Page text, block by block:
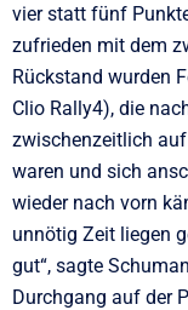
vier statt fünf
zufrieden mit dem
Rückstand wurden
Clio Rally4), die
zwischenzeitlich
waren und sich
wieder nach vorn
unnötig Zeit liegen
gut“, sagte
Durchgang auf der